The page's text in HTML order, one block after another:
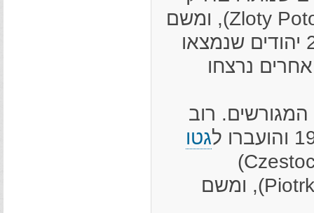
והריצו אותם לתחנת הרכבת זלוטי פוטוק (Zloty Potok), ומשם
. 23 יהודים שנמצאו
נרצחו
המגורשים. רוב
גטו
(Piotrkow Trybunalski), ומשם